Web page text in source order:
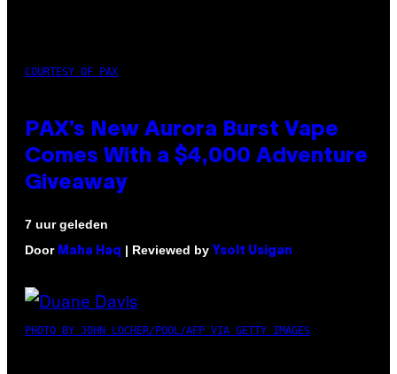
COURTESY OF PAX
PAX’s New Aurora Burst Vape
Comes With a $4,000 Adventure
Giveaway
7 uur geleden
Door Maha Haq | Reviewed by Ysolt Usigan
PHOTO BY JOHN LOCHER/POOL/AFP VIA GETTY IMAGES